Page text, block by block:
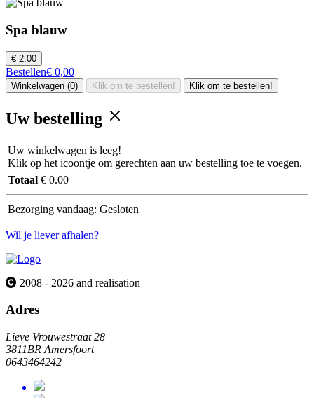
Spa blauw
€ 2.00
Bestellen€ 0,00
Winkelwagen (0) Klik om te bestellen! Klik om te bestellen!
Uw bestelling
Uw winkelwagen is leeg!
Klik op het icoontje om gerechten aan uw bestelling toe te voegen.
Totaal € 0.00
Bezorging vandaag: Gesloten
Wil je liever afhalen?
2008 - 2026 and realisation
Adres
Lieve Vrouwestraat 28
3811BR Amersfoort
0643464242